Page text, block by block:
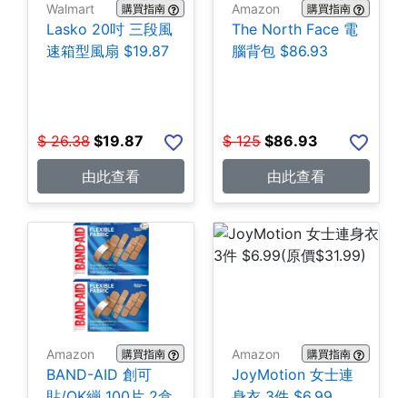
Walmart 購買指南
Lasko 20吋 三段風
速箱型風扇 $19.87
$ 26.38 $19.87
由此查看
Amazon 購買指南
The North Face 電
腦背包 $86.93
$ 125 $86.93
由此查看
Amazon 購買指南
BAND-AID 創可
Amazon 購買指南
JoyMotion 女士連